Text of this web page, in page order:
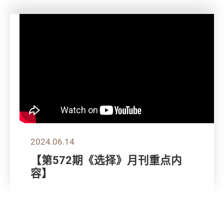
2024.06.14
【第572期《选择》月刊重点内
容】